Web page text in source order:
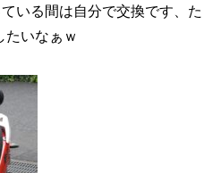
いる間は自分で交換です、た
たいなぁｗ